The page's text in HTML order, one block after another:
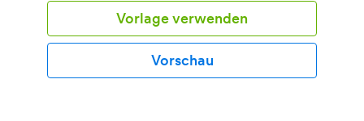
Vorlage verwenden
Vorschau